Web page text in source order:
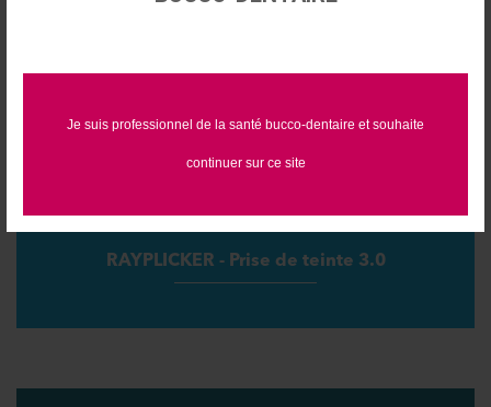
Je suis professionnel de la santé bucco-dentaire et souhaite
continuer sur ce site
RAYPLICKER - Prise de teinte 3.0